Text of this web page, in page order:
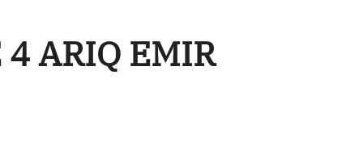
ARIQ EMIR